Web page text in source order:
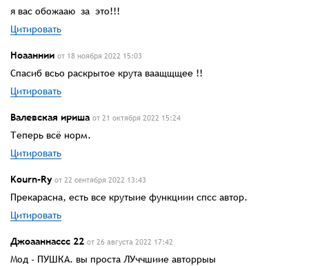
я вас обожааю за это!!!
Цитировать
Ноааннии от 18 ноября 2022 15:03
Спасиб всьо раскрытое крута ваащщщее !!
Цитировать
Валевская ириша от 21 октября 2022 15:24
Теперь всё норм.
Цитировать
Kourn-Ry от 22 сентября 2022 13:43
Прекарасна, есть все крутыие функциии спсс автор.
Цитировать
Джоааннассс 22 от 26 августа 2022 17:42
Мод - ПУШКА. вы проста ЛУччшиие авторрыы